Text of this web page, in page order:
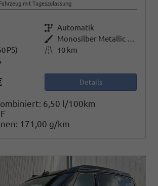
Fahrzeug mit Tageszulassung
Getriebe Automatik
Außenfarbe
Monosilber Metallic / Energetic Orange Metallic
PS) Kilometerstand
10 km
Details
6,50 l/100km
F
171,00 g/km